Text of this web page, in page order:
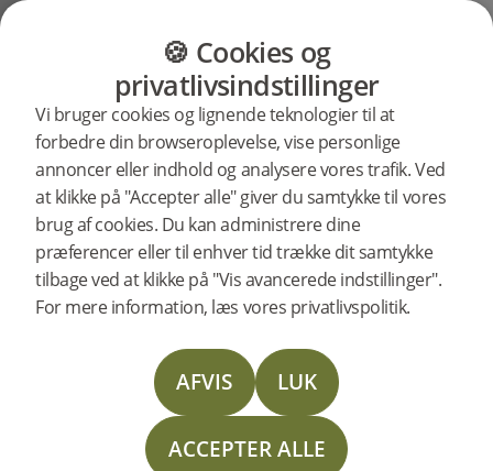
KATEGORIER
🍪 Cookies og
privatlivsindstillinger
Vi bruger cookies og lignende teknologier til at
forbedre din browseroplevelse, vise personlige
annoncer eller indhold og analysere vores trafik. Ved
at klikke på "Accepter alle" giver du samtykke til vores
brug af cookies. Du kan administrere dine
præferencer eller til enhver tid trække dit samtykke
tilbage ved at klikke på "Vis avancerede indstillinger".
For mere information, læs vores privatlivspolitik.
AFVIS LUK
ACCEPTER ALLE
Søg support
til et specifikt
produkter
310011 Woodura Planks DALEN 3.0 M (<2026)
Produktstøtte
Woodura Planks 3.0 - Mat lak / Børstet mat lak
Woodura Planks DALEN 3.0 M
(<2026) support
Lægningsanvisning
Plejevejledning